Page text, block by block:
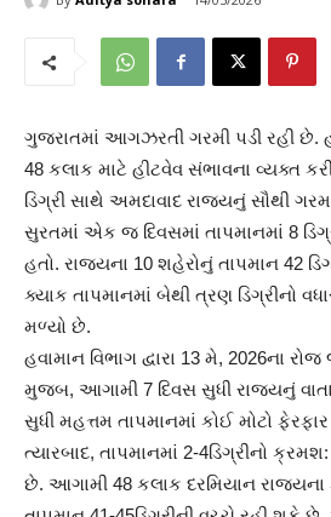
ગુજરાતમાં આગઝરતી ગરમી પડી રહી છે.
48 કલાક માટે હીટવેવ સંભાવના વ્યક્ત
ડિગ્રી સાથે અમદાવાદ રાજ્યનું સૌથી
સુરતમાં એક જ દિવસમાં તાપમાનમાં 8
હતો. રાજ્યના 10 શહેરોનું તાપમાન 42
ક્યાક તાપમાનમાં બેથી ત્રણ ડિગ્રીનો
મળ્યો છે.
હવામાન વિભાગ દ્વારા 13 મે, 2026ના
મુજબ, આગામી 7 દિવસ સુધી રાજ્યનું
સુધી મહત્તમ તાપમાનમાં કોઈ મોટો
ત્યારબાદ, તાપમાનમાં 2-4ડિગ્રીનો
છે. આગામી 48 કલાક દરમિયાન રાજ્યના